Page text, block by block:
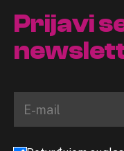
Prijavi